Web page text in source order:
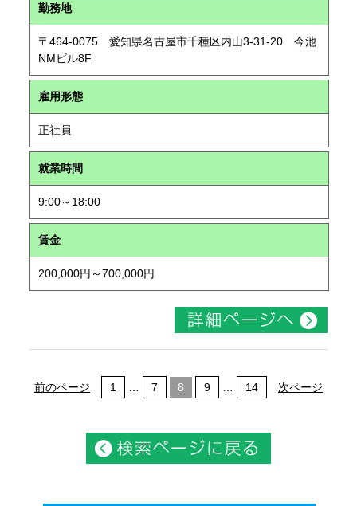
勤務地
〒464-0075 愛知県名古屋市千種区内山3-31-20 今池
NMビル8F
雇用形態
正社員
就業時間
9:00～18:00
賃金
200,000円～700,000円
前のページ 1 7 8 9 14 次ページ